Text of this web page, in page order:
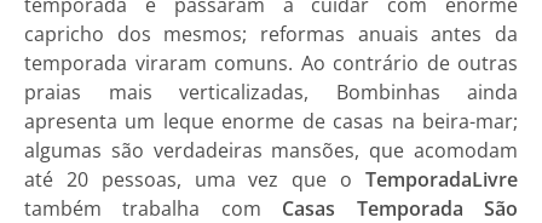
capricho dos mesmos; reformas anuais antes da
temporada viraram comuns. Ao contrário de outras
praias mais verticalizadas, Bombinhas ainda
apresenta um leque enorme de casas na beira-mar;
algumas são verdadeiras mansões, que acomodam
até 20 pessoas, uma vez que o TemporadaLivre
também trabalha com Casas Temporada São